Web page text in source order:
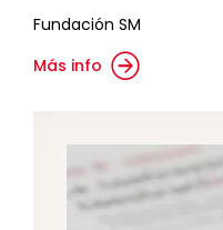
Fundación SM
Más info